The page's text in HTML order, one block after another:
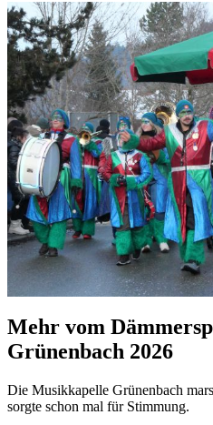
Mehr vom
Grünenbach 2026
Die Musikkapelle Grünenbach
sorgte schon mal für Stimmung.